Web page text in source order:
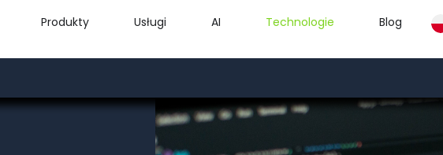
Produkty Usługi AI Technologie Blog